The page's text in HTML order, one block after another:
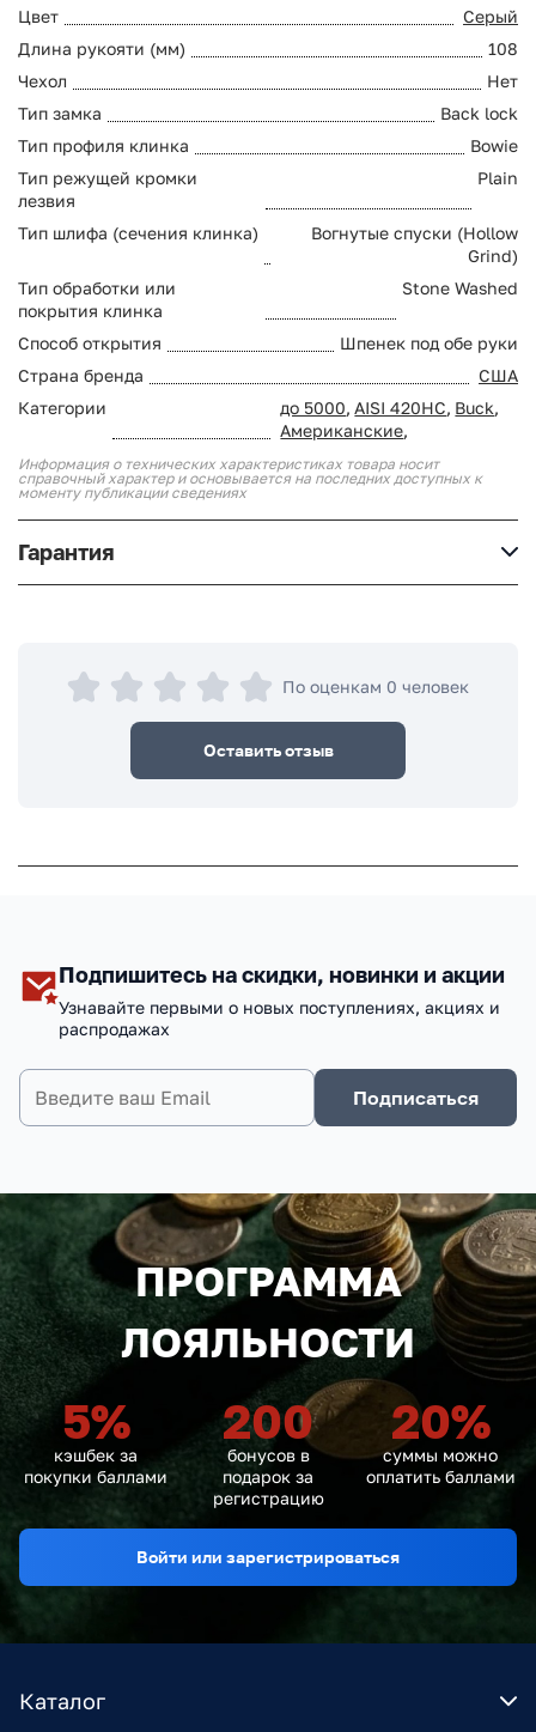
Цвет
Серый
Длина рукояти (мм)
108
Чехол
Нет
Тип замка
Back lock
Тип профиля клинка
Bowie
Тип режущей кромки
лезвия
Plain
Тип шлифа (сечения клинка)
Вогнутые спуски (Hollow
Grind)
Тип обработки или
покрытия клинка
Stone Washed
Способ открытия
Шпенек под обе руки
Страна бренда
США
Категории
до 5000, AISI 420HC, Buck,
Американские,
Информация о технических характеристиках товара носит
справочный характер и основывается на последних доступных к
моменту публикации сведениях
Гарантия
По оценкам 0 человек
Оставить отзыв
Подпишитесь на скидки, новинки и акции
Узнавайте первыми о новых поступлениях, акциях и
распродажах
Подписаться
ПРОГРАММА
ЛОЯЛЬНОСТИ
5%
кэшбек за
покупки баллами
200
бонусов в
подарок за
регистрацию
20%
суммы можно
оплатить баллами
Войти или зарегистрироваться
Каталог